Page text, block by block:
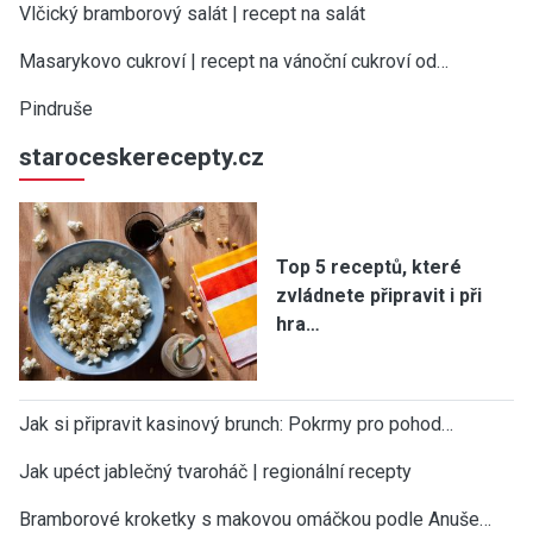
Vlčický bramborový salát | recept na salát
Masarykovo cukroví | recept na vánoční cukroví od…
Pindruše
staroceskerecepty.cz
Top 5 receptů, které
zvládnete připravit i při
hra…
Jak si připravit kasinový brunch: Pokrmy pro pohod…
Jak upéct jablečný tvaroháč | regionální recepty
Bramborové kroketky s makovou omáčkou podle Anuše…